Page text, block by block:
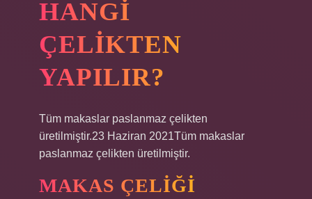
HANGI
ÇELIKTEN
YAPILIR?
Tüm makaslar paslanmaz çelikten
üretilmiştir.23 Haziran 2021Tüm makaslar
paslanmaz çelikten üretilmiştir.
MAKAS ÇELIĞI